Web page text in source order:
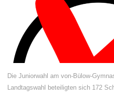
Die Juniorwahl am von-Bülow-
Landtagswahl beteiligten sich 172